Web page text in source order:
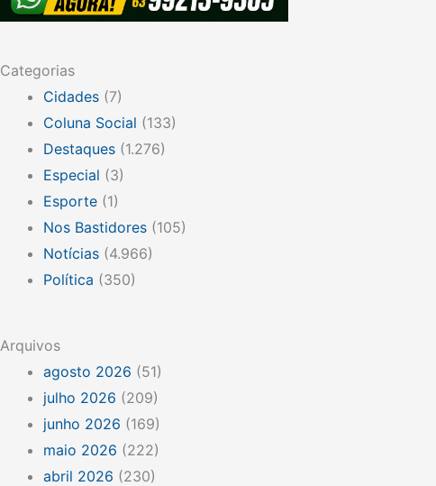
Categorias
Cidades (7)
Coluna Social (133)
Destaques (1.276)
Especial (3)
Esporte (1)
Nos Bastidores (105)
Notícias (4.966)
Política (350)
Arquivos
agosto 2026 (51)
julho 2026 (209)
junho 2026 (169)
maio 2026 (222)
abril 2026 (230)